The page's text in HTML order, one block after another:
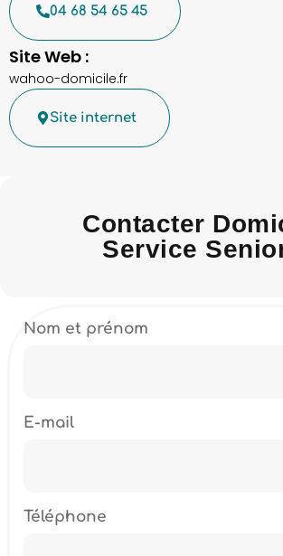
04 68 54 65 45
Site Web :
wahoo-domicile.fr
Site internet
Contacter
Service
Nom et prénom
E-mail
Téléphone